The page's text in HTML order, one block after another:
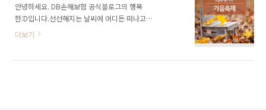
세계불꽃축제! 2000년부터 시작된 서울세계불
꽃축제는 여의도 불꽃축제라는 이름으로 사람들
에게 더 유명한 불꽃축제입니다. 서울시민들의
제 중 하나로 손꼽히기도 해요. 서울세계불꽃축
안녕하세요. DB손해보험 공식블로그의 행복
한:D입니다.선선해지는 날씨에 어디든 떠나고
싶은 가을이 찾아왔습니다. 가을의 기분 좋은 햇
더보기